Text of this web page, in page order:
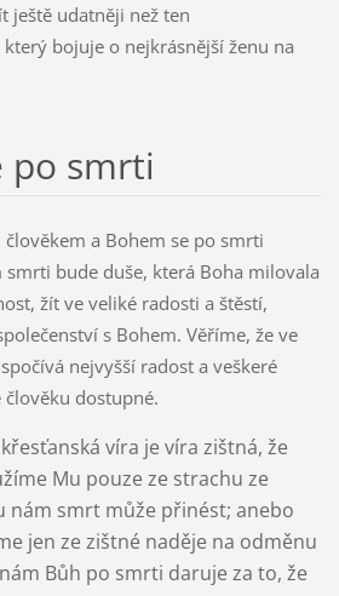
ještě udatněji než ten
bojuje o nejkrásnější ženu na
po smrti
a Bohem se po smrti
smrti bude duše, která Boha milovala
žít ve veliké radosti a štěstí,
s Bohem. Věříme, že ve
nejvyšší radost a veškeré
dostupné.
víra je víra zištná, že
Mu pouze ze strachu ze
nám smrt může přinést; anebo
jen ze zištné naděje na odměnu
Bůh po smrti daruje za to, že